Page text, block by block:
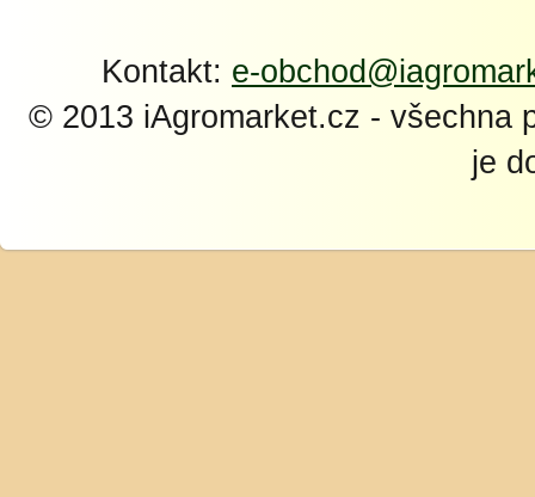
Kontakt: e-
© 2013 iAgromarket.cz - všechna
je